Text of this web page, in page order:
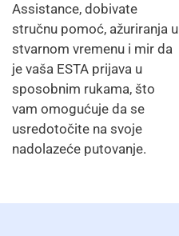
Assistance, dobivate
stručnu pomoć, ažuriranja u
stvarnom vremenu i mir da
je vaša ESTA prijava u
sposobnim rukama, što
vam omogućuje da se
usredotočite na svoje
nadolazeće putovanje.